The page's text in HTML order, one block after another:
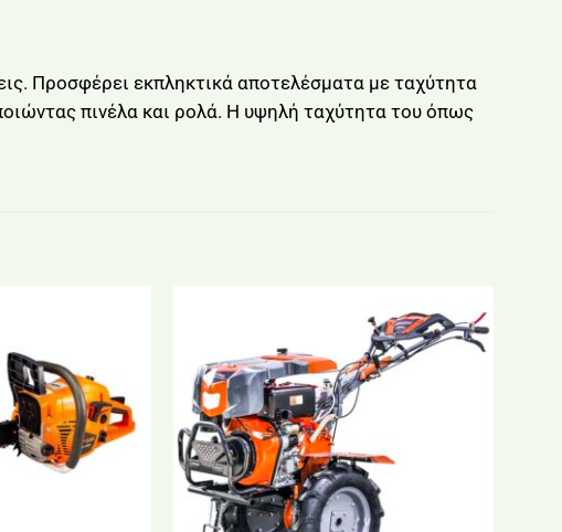
Προσφέρει εκπληκτικά αποτελέσματα με ταχύτητα
πινέλα και ρολά. Η υψηλή ταχύτητα του όπως